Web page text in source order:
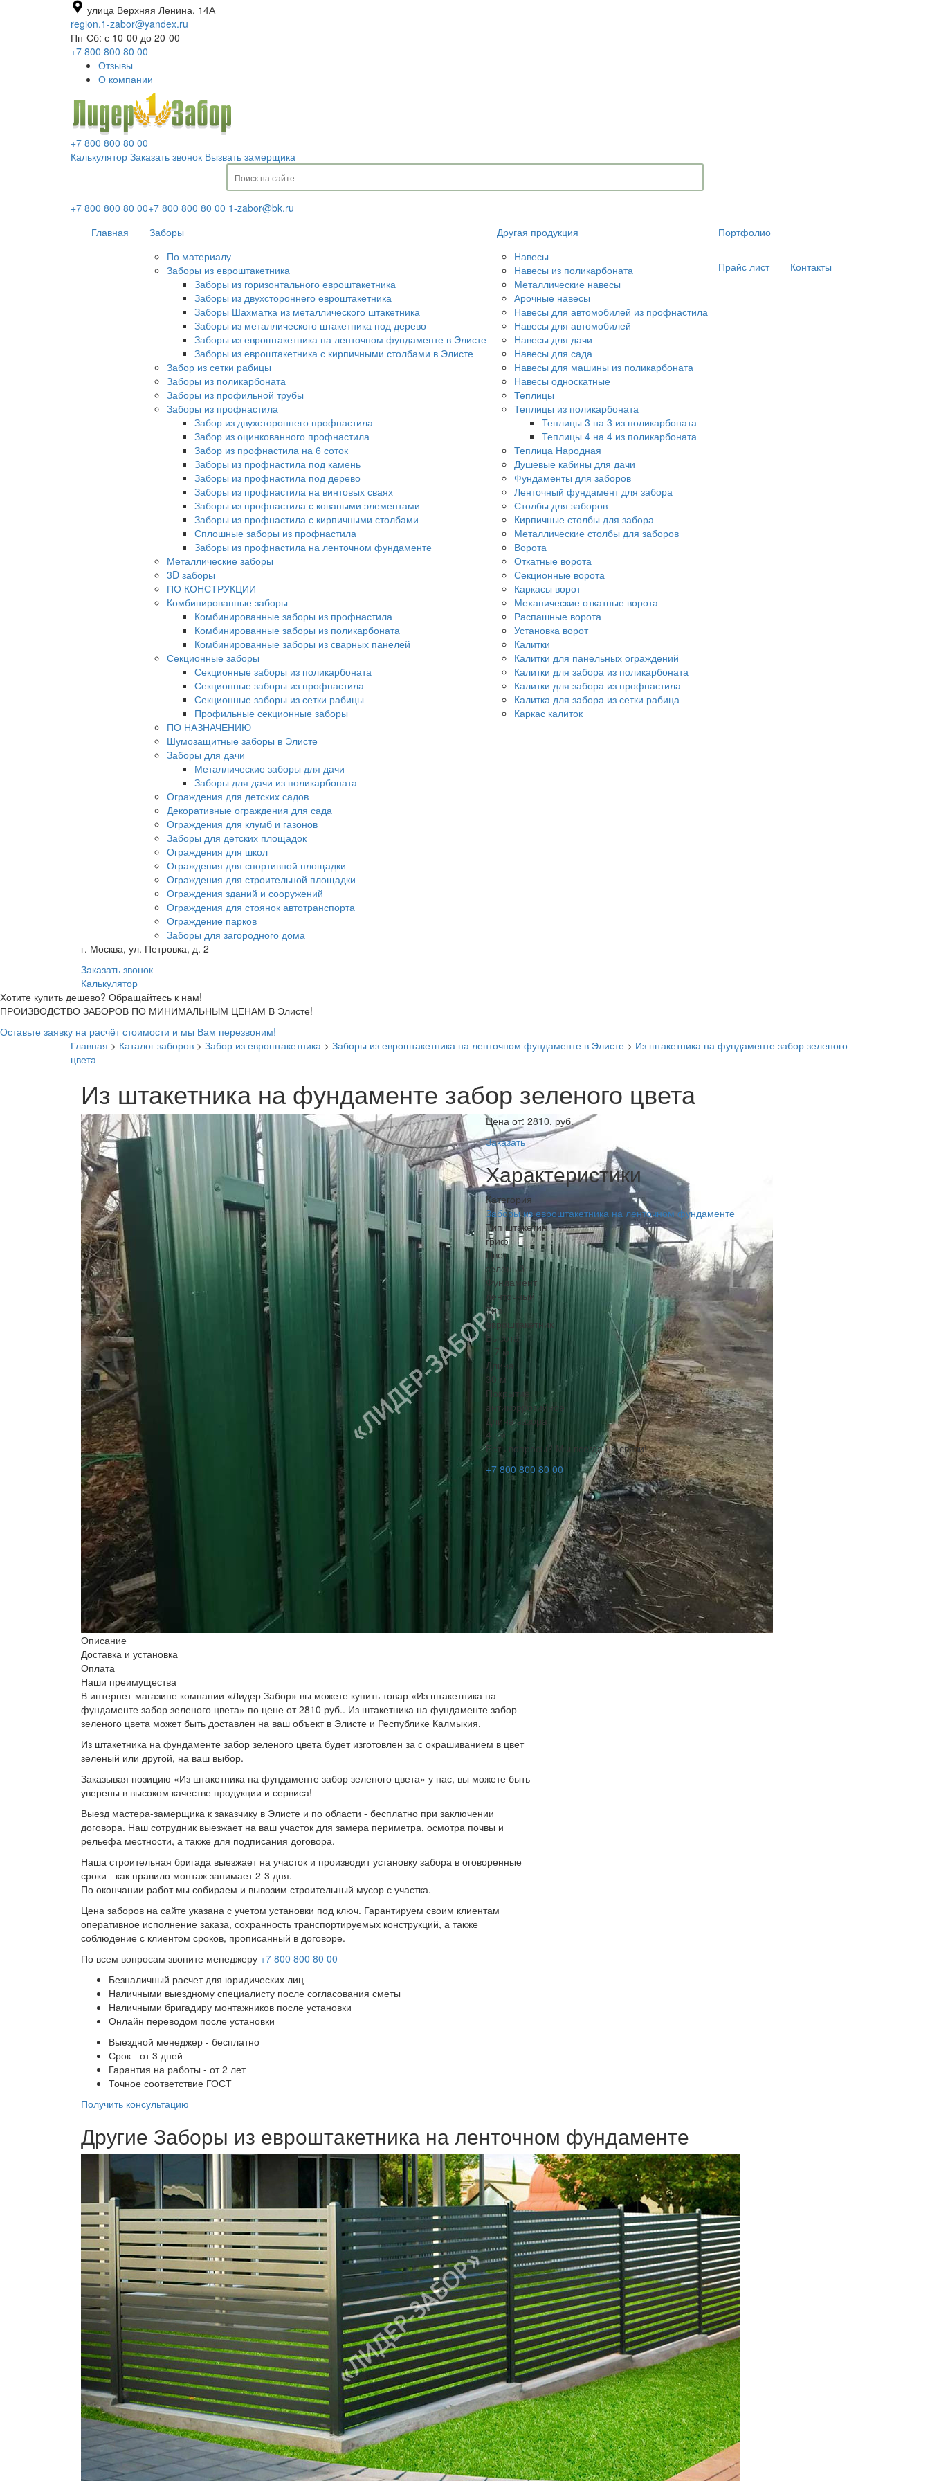
улица Верхняя Ленина, 14А
region.1-zabor@yandex.ru
Пн-Сб: с 10-00 до 20-00
+7 800 800 80 00
Отзывы
О компании
+7 800 800 80 00
Калькулятор Заказать звонок Вызвать замерщика
+7 800 800 80 00
Главная
Заборы
По материалу
Заборы из евроштакетника
Заборы из горизонтального евроштакетника
Заборы из двухстороннего евроштакетника
Заборы Шахматка из металлического штакетника
Заборы из металлического штакетника под дерево
Заборы из евроштакетника на ленточном фундаменте в Элисте
Заборы из евроштакетника с кирпичными столбами в Элисте
Забор из сетки рабицы
Заборы из поликарбоната
Заборы из профильной трубы
Заборы из профнастила
Забор из двухстороннего профнастила
Забор из оцинкованного профнастила
Забор из профнастила на 6 соток
Заборы из профнастила под камень
Заборы из профнастила под дерево
Заборы из профнастила на винтовых сваях
Заборы из профнастила с коваными элементами
Заборы из профнастила с кирпичными столбами
Сплошные заборы из профнастила
Заборы из профнастила на ленточном фундаменте
Металлические заборы
3D заборы
ПО КОНСТРУКЦИИ
Комбинированные заборы
Комбинированные заборы из профнастила
Комбинированные заборы из поликарбоната
Комбинированные заборы из сварных панелей
Секционные заборы
Секционные заборы из поликарбоната
Секционные заборы из профнастила
Секционные заборы из сетки рабицы
Профильные секционные заборы
ПО НАЗНАЧЕНИЮ
Шумозащитные заборы в Элисте
Заборы для дачи
Металлические заборы для дачи
Заборы для дачи из поликарбоната
Ограждения для детских садов
Декоративные ограждения для сада
Ограждения для клумб и газонов
Заборы для детских площадок
Ограждения для школ
Ограждения для спортивной площадки
Ограждения для строительной площадки
Ограждения зданий и сооружений
Ограждения для стоянок автотранспорта
Ограждение парков
Заборы для загородного дома
Другая продукция
Навесы
Навесы из поликарбоната
Металлические навесы
Арочные навесы
Навесы для автомобилей из профнастила
Навесы для автомобилей
Навесы для дачи
Навесы для сада
Навесы для машины из поликарбоната
Навесы односкатные
Теплицы
Теплицы из поликарбоната
Теплицы 3 на 3 из поликарбоната
Теплицы 4 на 4 из поликарбоната
Теплица Народная
Душевые кабины для дачи
Фундаменты для заборов
Ленточный фундамент для забора
Столбы для заборов
Кирпичные столбы для забора
Металлические столбы для заборов
Ворота
Откатные ворота
Секционные ворота
Каркасы ворот
Механические откатные ворота
Распашные ворота
Установка ворот
Калитки
Калитки для панельных ограждений
Калитки для забора из поликарбоната
Калитки для забора из профнастила
Калитка для забора из сетки рабица
Каркас калиток
Портфолио
Прайс лист Контакты
+7 800 800 80 00 1-zabor@bk.ru
г. Москва, ул. Петровка, д. 2
Заказать звонок
Калькулятор
Хотите купить дешево? Обращайтесь к нам!
ПРОИЗВОДСТВО ЗАБОРОВ ПО МИНИМАЛЬНЫМ ЦЕНАМ В Элисте!
Оставьте заявку на расчёт стоимости и мы Вам перезвоним!
Главная > Каталог заборов > Забор из евроштакетника > Заборы из евроштакетника на ленточном фундаменте в Элисте > Из штакетника на фундаменте забор зеленого
цвета
Из штакетника на фундаменте забор зеленого цвета
Цена от: 2810, руб.
Заказать
Характеристики
Категория
Заборы из евроштакетника на ленточном фундаменте
Тип штакетин
гриф
Цвет
зеленый
Фундамент
ленточный
Тип
евроштакетник
Высота
1,7 м
Длина
30 м
Покрытие
антикоррозийное
Длина зазора
4 см
Есть вопросы? Мы всегда на связи!
+7 800 800 80 00
Описание
Доставка и установка
Оплата
Наши преимущества
В интернет-магазине компании «Лидер Забор» вы можете купить товар «Из штакетника на
фундаменте забор зеленого цвета» по цене от 2810 руб.. Из штакетника на фундаменте забор
зеленого цвета может быть доставлен на ваш объект в Элисте и Республике Калмыкия.
Из штакетника на фундаменте забор зеленого цвета будет изготовлен за с окрашиванием в цвет
зеленый или другой, на ваш выбор.
Заказывая позицию «Из штакетника на фундаменте забор зеленого цвета» у нас, вы можете быть
уверены в высоком качестве продукции и сервиса!
Выезд мастера-замерщика к заказчику в Элисте и по области - бесплатно при заключении
договора. Наш сотрудник выезжает на ваш участок для замера периметра, осмотра почвы и
рельефа местности, а также для подписания договора.
Наша строительная бригада выезжает на участок и производит установку забора в оговоренные
сроки - как правило монтаж занимает 2-3 дня.
По окончании работ мы собираем и вывозим строительный мусор с участка.
Цена заборов на сайте указана с учетом установки под ключ. Гарантируем своим клиентам
оперативное исполнение заказа, сохранность транспортируемых конструкций, а также
соблюдение с клиентом сроков, прописанный в договоре.
По всем вопросам звоните менеджеру +7 800 800 80 00
Безналичный расчет для юридических лиц
Наличными выездному специалисту после согласования сметы
Наличными бригадиру монтажников после установки
Онлайн переводом после установки
Выездной менеджер - бесплатно
Срок - от 3 дней
Гарантия на работы - от 2 лет
Точное соответствие ГОСТ
Получить консультацию
Другие Заборы из евроштакетника на ленточном фундаменте